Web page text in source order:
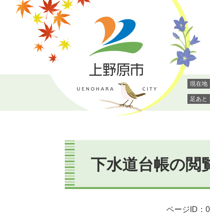
で
ば
本
現在地
足あと
本
文
下水道台帳の閲
ページID：